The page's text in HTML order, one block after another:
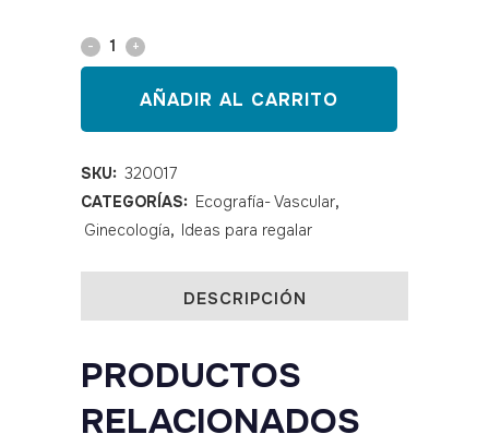
Doppler
Baby
Sound
sonda
quantity
AÑADIR AL CARRITO
SKU: 320017
CATEGORÍAS: Ecografía- Vascular,
Ginecología, Ideas para regalar
DESCRIPCIÓN
PRODUCTOS
RELACIONADOS